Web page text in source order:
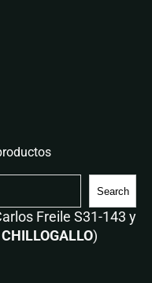
Search
Freile S31-143 y
)